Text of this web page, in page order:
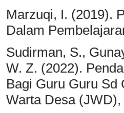
Marzuqi, I. (2019).
Dalam
Sudirman, S.,
W. Z. (2022).
Bagi Guru Guru Sd
Warta Desa